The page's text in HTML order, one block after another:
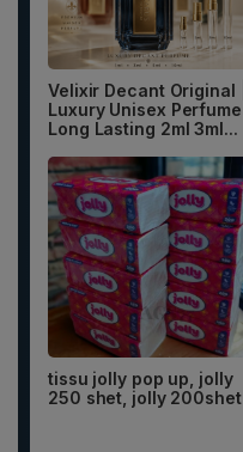
Velixir Decant Original |
Luxury Unisex Perfume
Long Lasting 2ml 3ml...
tissu jolly pop up, jolly
250 shet, jolly 200shet